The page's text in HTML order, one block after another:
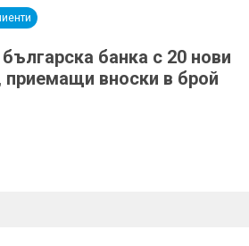
банка с 20 нови
приемащи вноски в брой